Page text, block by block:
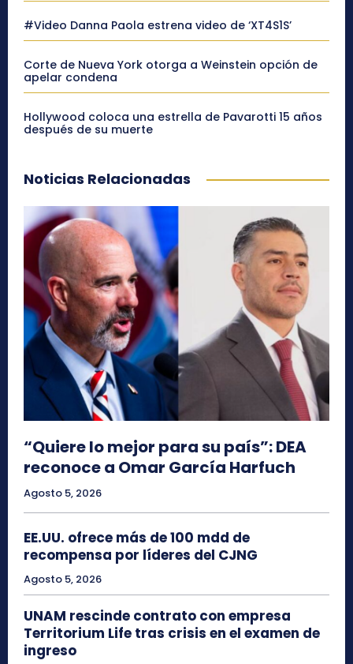
#Video Danna Paola estrena video de ‘XT4S1S’
Corte de Nueva York otorga a Weinstein opción de
apelar condena
Hollywood coloca una estrella de Pavarotti 15 años
después de su muerte
Noticias Relacionadas
“Quiere lo mejor para su país”: DEA
reconoce a Omar García Harfuch
Agosto 5, 2026
EE.UU. ofrece más de 100 mdd de
recompensa por líderes del CJNG
Agosto 5, 2026
UNAM rescinde contrato con empresa
Territorium Life tras crisis en el examen de
ingreso